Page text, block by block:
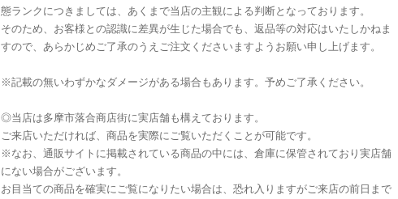
態ランクにつきましては、あくまで当店の主観による判断となっております。
そのため、お客様との認識に差異が生じた場合でも、返品等の対応はいたしかねま
すので、あらかじめご了承のうえご注文くださいますようお願い申し上げます。
※記載の無いわずかなダメージがある場合もあります。予めご了承ください。
◎当店は多摩市落合商店街に実店舗も構えております。
ご来店いただければ、商品を実際にご覧いただくことが可能です。
※なお、通販サイトに掲載されている商品の中には、倉庫に保管されており実店舗
にない場合がございます。
お目当ての商品を確実にご覧になりたい場合は、恐れ入りますがご来店の前日まで